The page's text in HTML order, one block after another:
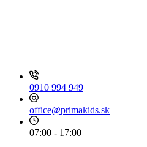
0910 994 949
office@primakids.sk
07:00 - 17:00